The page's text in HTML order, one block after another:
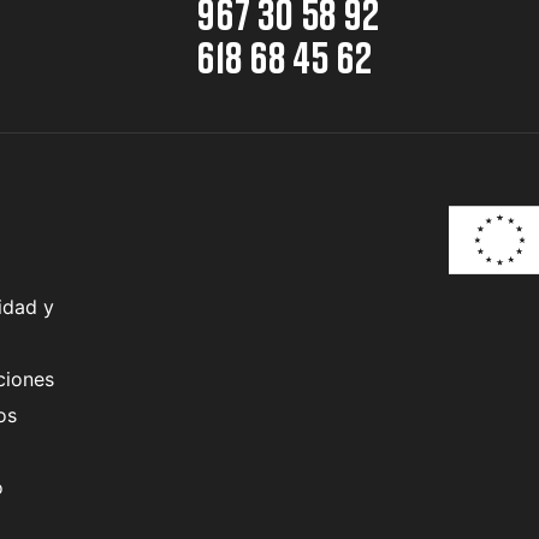
967 30 58 92
618 68 45 62
y